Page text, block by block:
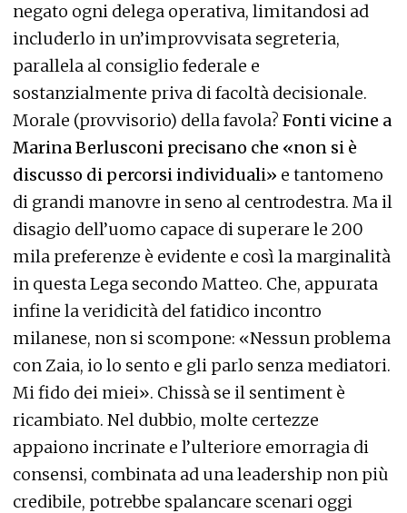
negato ogni delega operativa, limitandosi ad
includerlo in un’improvvisata segreteria,
parallela al consiglio federale e
sostanzialmente priva di facoltà decisionale.
Morale (provvisorio) della favola? Fonti vicine a
Marina Berlusconi precisano che «non si è
discusso di percorsi individuali» e tantomeno
di grandi manovre in seno al centrodestra. Ma il
disagio dell’uomo capace di superare le 200
mila preferenze è evidente e così la marginalità
in questa Lega secondo Matteo. Che, appurata
infine la veridicità del fatidico incontro
milanese, non si scompone: «Nessun problema
con Zaia, io lo sento e gli parlo senza mediatori.
Mi fido dei miei». Chissà se il sentiment è
ricambiato. Nel dubbio, molte certezze
appaiono incrinate e l’ulteriore emorragia di
consensi, combinata ad una leadership non più
credibile, potrebbe spalancare scenari oggi